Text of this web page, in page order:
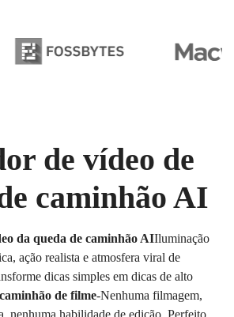
de vídeo de
caminhão AI
da queda de caminhão AIIluminação
ação realista e atmosfera viral de
dicas simples em dicas de alto
de filme-Nenhuma filmagem,
nenhuma habilidade de edição. Perfeito